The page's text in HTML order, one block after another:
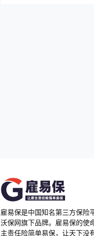
雇易保是中国知名第三方保
沃保网旗下品牌。雇易保的使
主责任险简单易保，让天下没